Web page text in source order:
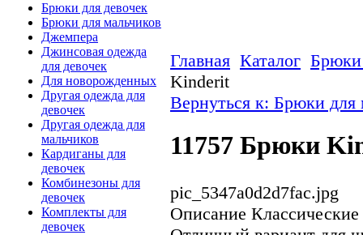
Брюки для девочек
Брюки для мальчиков
Джемпера
Джинсовая одежда
для девочек
Для новорожденных
Другая одежда для
девочек
Другая одежда для
мальчиков
Кардиганы для
девочек
Комбинезоны для
девочек
Комплекты для
девочек
Главная Каталог Брюки
Kinderit
Вернуться к: Брюки для
11757 Брюки
pic_5347a0d2d7fac.jpg
Описание